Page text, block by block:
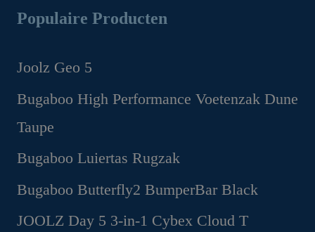
Populaire Producten
Joolz Geo 5
Oorspronkelijke
prijs
was:
€1,299.00.
Huidige
prijs
is:
€1,169.00.
Bugaboo High Performance Voetenzak Dune
Taupe
Oorspronkelijke
prijs
was:
Huidige
prijs
is:
Bugaboo Luiertas Rugzak
Oorspronkelijke
prijs
was:
Huidige
prijs
is:
Bugaboo Butterfly2 BumperBar Black
Oorspronkelijke
Huidige
JOOLZ Day 5 3-in-1 Cybex Cloud T